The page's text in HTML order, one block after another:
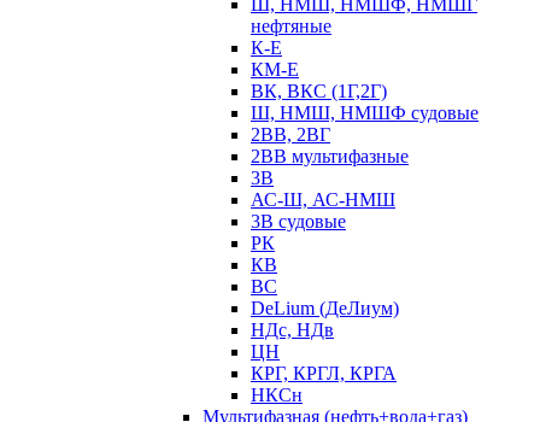
Ш, НМШ, НМШФ, НМШГ
нефтяные
К-Е
КМ-Е
ВК, ВКС (1Г,2Г)
Ш, НМШ, НМШФ судовые
2ВВ, 2ВГ
2ВВ мультифазные
3В
АС-Ш, АС-НМШ
3В судовые
РК
КВ
ВС
DeLium (ДеЛиум)
НДс, НДв
ЦН
КРГ, КРГЛ, КРГА
НКСн
Мультифазная (нефть+вода+газ)